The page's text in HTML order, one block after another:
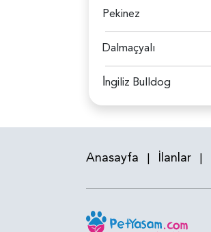
Pekinez
Dalmaçyalı
İ̇ngiliz Bulldog
Anasayfa | İlanlar |